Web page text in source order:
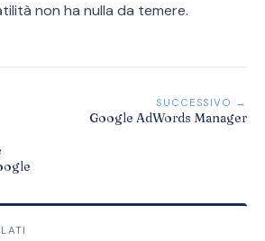
non ha nulla da temere.
SUCCESSIVO →
Google AdWords Manager